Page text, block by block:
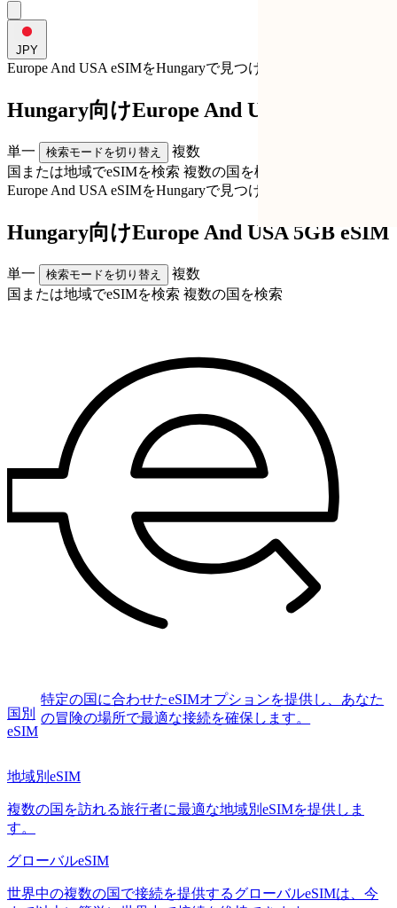
JPY
Europe And USA eSIMをHungaryで見つける
Hungary向けEurope And USA 5GB eSIM
単一 検索モードを切り替え
複数
国または地域でeSIMを検索 複数の国を検索
Europe And USA eSIMをHungaryで見つける
Hungary向けEurope And USA 5GB eSIM
単一 検索モードを切り替え
複数
国または地域でeSIMを検索 複数の国を検索
国別
eSIM
特定の国に合わせたeSIMオプションを提供し、あなた
の冒険の場所で最適な接続を確保します。
地域別eSIM
複数の国を訪れる旅行者に最適な地域別eSIMを提供しま
す。
グローバルeSIM
世界中の複数の国で接続を提供するグローバルeSIMは、今